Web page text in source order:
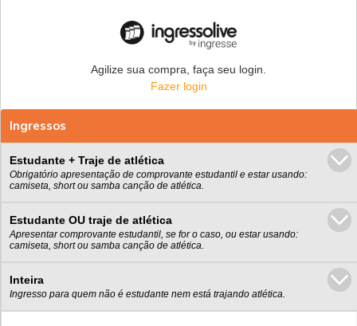
Agilize sua compra, faça seu login.
Fazer login
Ingressos
Estudante + Traje de atlética
Obrigatório apresentação de comprovante estudantil e estar usando:
camiseta, short ou samba canção de atlética.
Estudante OU traje de atlética
Apresentar comprovante estudantil, se for o caso, ou estar usando:
camiseta, short ou samba canção de atlética.
Inteira
Ingresso para quem não é estudante nem está trajando atlética.